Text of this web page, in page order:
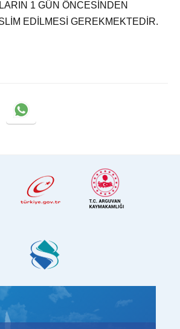
1 GÜN ÖNCESİNDEN
EDİLMESİ GEREKMEKTEDİR.